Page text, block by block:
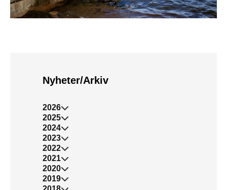
Nyheter/Arkiv
2026
2025
2024
2023
2022
2021
2020
2019